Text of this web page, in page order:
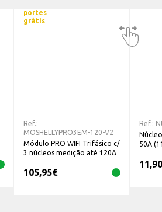
portes
grátis
Ref.:
MOSHELLYPRO3EM-120-V2
Módulo PRO WIFI Trifásico c/
3 núcleos medição até 120A
105,95€
Ref.:
50A
11,90